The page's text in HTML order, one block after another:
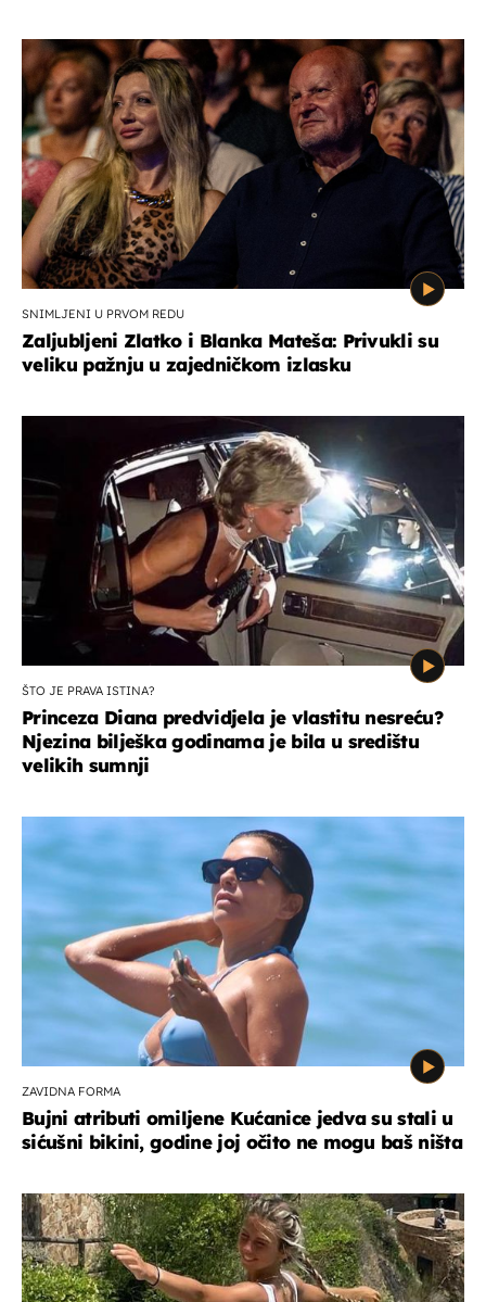
SNIMLJENI U PRVOM REDU
Zaljubljeni Zlatko i Blanka Mateša: Privukli su
veliku pažnju u zajedničkom izlasku
ŠTO JE PRAVA ISTINA?
Princeza Diana predvidjela je vlastitu nesreću?
Njezina bilješka godinama je bila u središtu
velikih sumnji
ZAVIDNA FORMA
Bujni atributi omiljene Kućanice jedva su stali u
sićušni bikini, godine joj očito ne mogu baš ništa